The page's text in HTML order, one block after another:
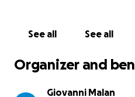
See all See all
Organizer and
Giovanni Malan